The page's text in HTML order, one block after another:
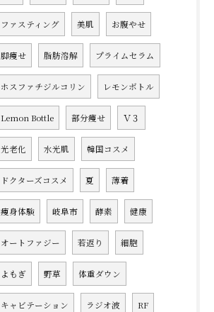
ファスティング 美肌 お腹やせ
脚痩せ 脂肪溶解 プライムセラム
ホスファチジルコリン レモンボトル
Lemon Bottle 部分痩せ Ｖ３
光老化 水光肌 韓国コスメ
ドクターズコスメ 夏 薄着
痩身体験 岐阜市 酵素 健康
オートファジー 若返り 細胞
よもぎ 野草 体重ダウン
キャビテーション ラジオ波 RF